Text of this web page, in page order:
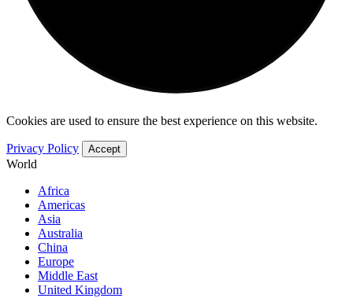
Cookies are used to ensure the best experience on this website.
Privacy Policy Accept
World
Africa
Americas
Asia
Australia
China
Europe
Middle East
United Kingdom